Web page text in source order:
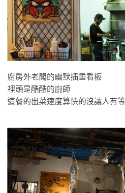
廚房外老闆的幽默插畫看板
裡頭是酷酷的廚師
這餐的出菜速度算快的沒讓人有